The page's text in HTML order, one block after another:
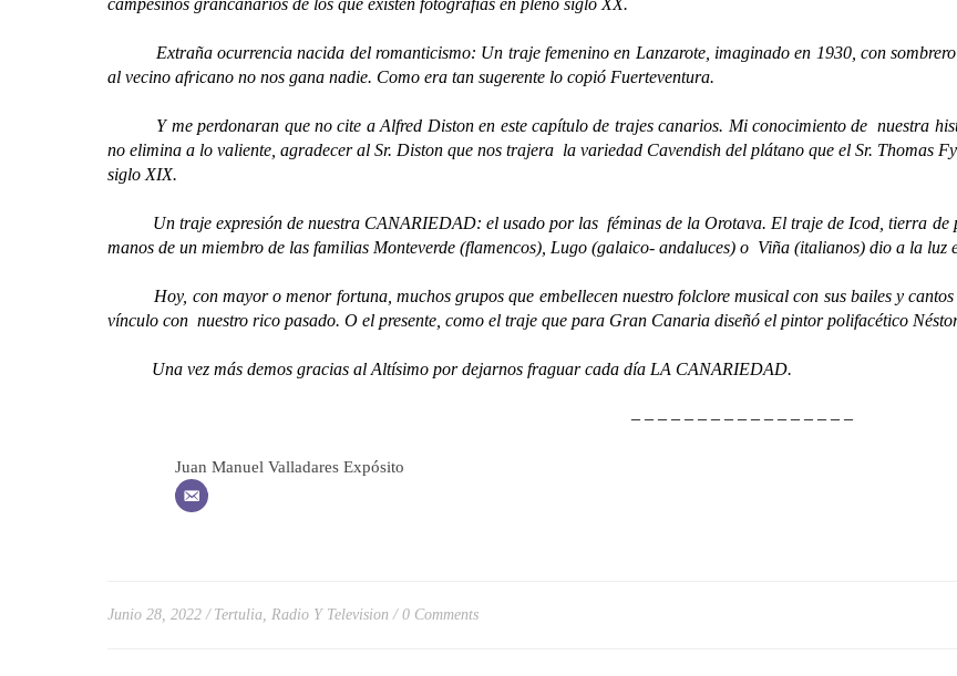
campesinos grancanarios de los que existen fotografías en pleno siglo XX.
Extraña ocurrencia nacida del romanticismo: Un traje femenino en Lanzarote, imaginado en 1930, con
al vecino africano no nos gana nadie. Como era tan sugerente lo copió Fuerteventura.
Y me perdonaran que no cite a Alfred Diston en este capítulo de trajes canarios. Mi conocimiento de nuestra
no elimina a lo valiente, agradecer al Sr. Diston que nos trajera la variedad Cavendish del plátano que el Sr. Thomas
siglo XIX.
Un traje expresión de nuestra CANARIEDAD: el usado por las féminas de la Orotava. El traje de Icod, tierra de
manos de un miembro de las familias Monteverde (flamencos), Lugo (galaico- andaluces) o Viña (italianos) dio a la luz
Hoy, con mayor o menor fortuna, muchos grupos que embellecen nuestro folclore musical con sus bailes y cantos
vínculo con nuestro rico pasado. O el presente, como el traje que para Gran Canaria diseñó el pintor polifacético
Una vez más demos gracias al Altísimo por dejarnos fraguar cada día LA CANARIEDAD.
– – – – – – – – – – – – – – – – –
Juan Manuel Valladares Expósito
Junio 28, 2022 Tertulia, Radio Y Television 0 Comments